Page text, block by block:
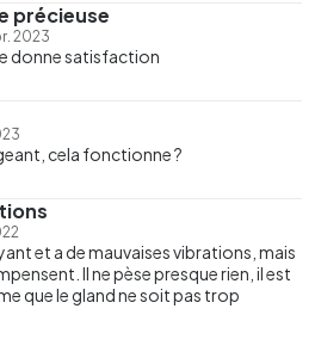
précieuse
2023
donne satisfaction
cela fonctionne ?
et a de mauvaises vibrations, mais
Il ne pèse presque rien, il est
que le gland ne soit pas trop